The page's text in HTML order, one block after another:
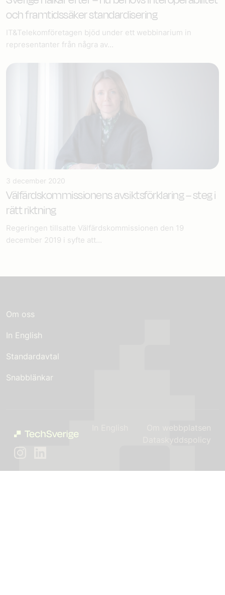
och framtidssäker standardisering
IT&Telekomföretagen bjöd under ett webbinarium in
representanter från några av...
3 december 2020
Välfärdskommissionens avsiktsförklaring – steg i
rätt riktning
Regeringen tillsatte Välfärdskommissionen den 19
december 2019 i syfte att...
Om oss
In English
Standardavtal
Snabblänkar
Om webbplatsen
Dataskyddspolicy